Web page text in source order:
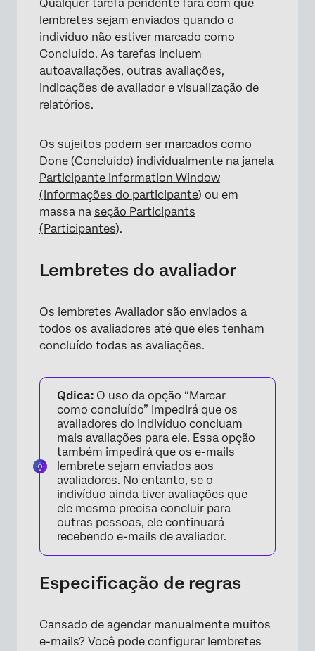
Qualquer tarefa pendente fará com que
lembretes sejam enviados quando o
indivíduo não estiver marcado como
Concluído. As tarefas incluem
autoavaliações, outras avaliações,
indicações de avaliador e visualização de
relatórios.
Os sujeitos podem ser marcados como
Done (Concluído) individualmente na janela
Participante Information Window
(Informações do participante) ou em
massa na seção Participants
(Participantes).
Lembretes do avaliador
Os lembretes Avaliador são enviados a
todos os avaliadores até que eles tenham
concluído todas as avaliações.
Qdica: O uso da opção “Marcar
como concluído” impedirá que os
avaliadores do indivíduo concluam
mais avaliações para ele. Essa opção
também impedirá que os e-mails
lembrete sejam enviados aos
avaliadores. No entanto, se o
indivíduo ainda tiver avaliações que
ele mesmo precisa concluir para
outras pessoas, ele continuará
recebendo e-mails de avaliador.
Especificação de regras
Cansado de agendar manualmente muitos
e-mails? Você pode configurar lembretes